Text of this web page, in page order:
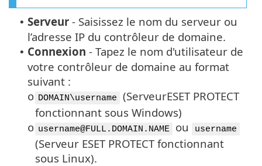
• Serveur - Saisissez le nom du serveur ou
l’adresse IP du contrôleur de domaine.
• Connexion - Tapez le nom d'utilisateur de
votre contrôleur de domaine au format
suivant :
o DOMAIN\username
(ServeurESET PROTECT
fonctionnant sous Windows)
o username@FULL.DOMAIN.NAME ou username
(Serveur ESET PROTECT fonctionnant
sous Linux).